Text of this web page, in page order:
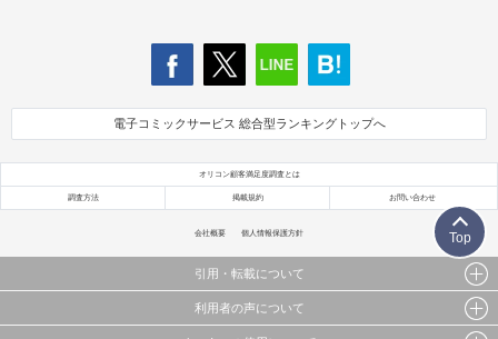
電子コミックサービス 総合型ランキングトップへ
オリコン顧客満足度調査とは
調査方法 掲載規約 お問い合わせ
会社概要 個人情報保護方針
引用・転載について
当サイトで公開されている情報（文字、写真、イラスト、画像データ等）及びこれらの配置・
利用者の声について
Top